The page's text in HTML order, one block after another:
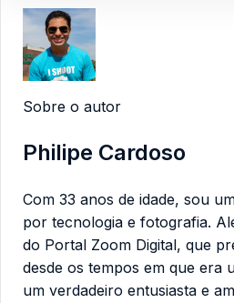
Sobre o autor
Philipe Cardoso
Com 33 anos de idade, sou
por tecnologia e fotografia.
do Portal Zoom Digital, que
desde os tempos em que era
um verdadeiro entusiasta e